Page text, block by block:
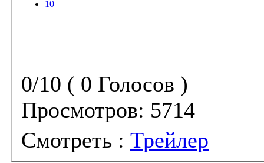
10
0/10 ( 0 Голосов )
Просмотров: 5714
Смотреть : Трейлер